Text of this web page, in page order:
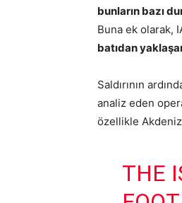
bunların bazı
Buna ek olarak,
batıdan
Saldırının
analiz eden
özellikle
THE